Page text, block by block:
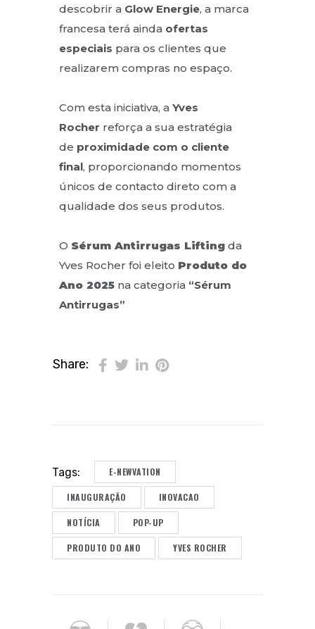
descobrir a Glow Energie, a marca
francesa terá ainda ofertas
especiais para os clientes que
realizarem compras no espaço.
Com esta iniciativa, a Yves
Rocher reforça a sua estratégia
de proximidade com o cliente
final, proporcionando momentos
únicos de contacto direto com a
qualidade dos seus produtos.
O Sérum Antirrugas Lifting da
Yves Rocher foi eleito Produto do
Ano 2025 na categoria “Sérum
Antirrugas”
Share:
Tags: E-NEWVATION
INAUGURAÇÃO INOVACAO
NOTÍCIA POP-UP
PRODUTO DO ANO YVES ROCHER